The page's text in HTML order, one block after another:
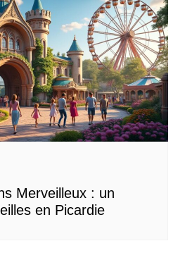
Merveilleux : un
en Picardie